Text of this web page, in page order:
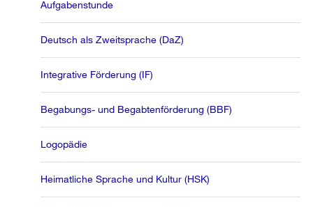
Aufgabenstunde
Deutsch als Zweitsprache (DaZ)
Integrative Förderung (IF)
Begabungs- und Begabtenförderung (BBF)
Logopädie
Heimatliche Sprache und Kultur (HSK)